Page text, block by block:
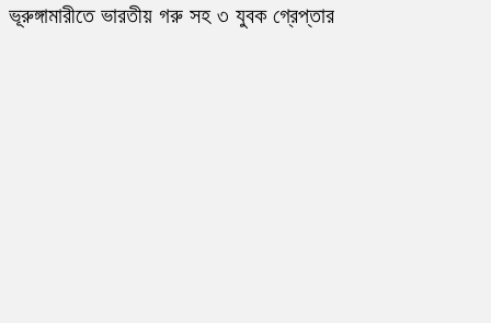
ভূরুঙ্গামারীতে ভারতীয় গরু সহ ৩ যুবক গ্রেপ্তার